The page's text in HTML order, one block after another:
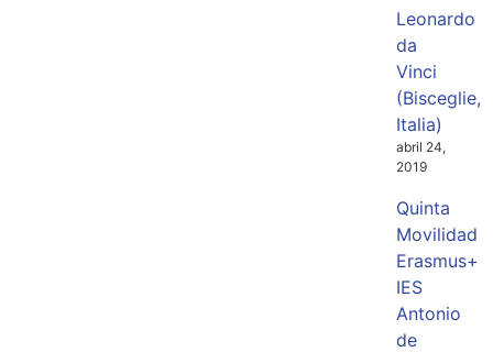
Leonardo
da
Vinci
(Bisceglie,
Italia)
abril 24,
2019
Quinta
Movilidad
Erasmus+
IES
Antonio
de